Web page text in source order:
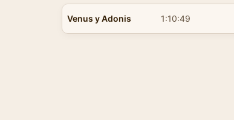
Venus y Adonis 1:10:49